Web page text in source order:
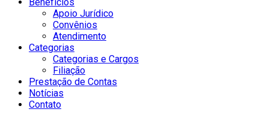
Apoio Jurídico
Convênios
Atendimento
Categorias
Categorias e Cargos
Filiação
Prestação de Contas
Notícias
Contato